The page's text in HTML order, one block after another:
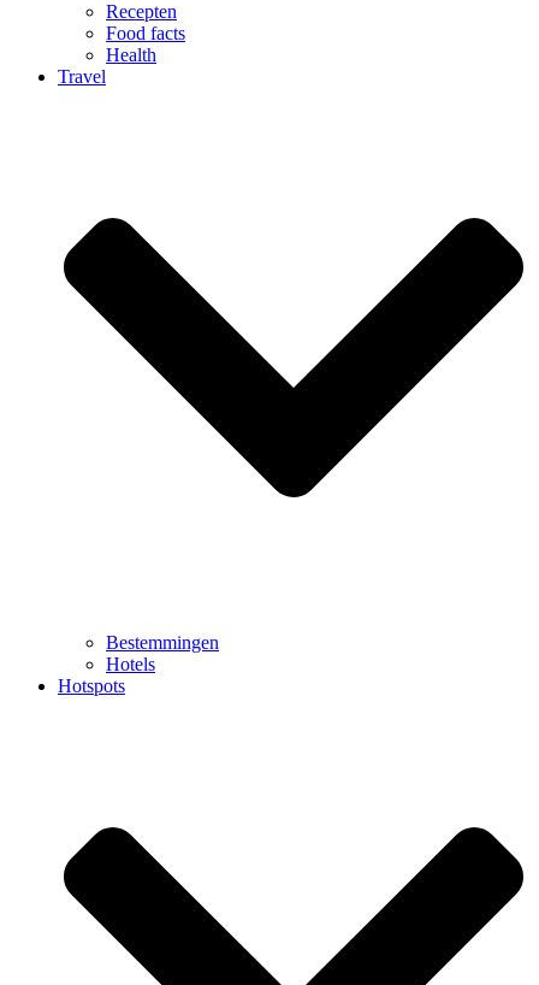
Recepten
Food facts
Health
Travel
Bestemmingen
Hotels
Hotspots